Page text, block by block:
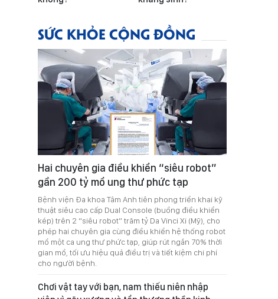
SỨC KHỎE CỘNG ĐỒNG
Hai chuyên gia điều khiển “siêu robot”
gần 200 tỷ mổ ung thư phức tạp
Bệnh viện Đa khoa Tâm Anh tiên phong triển khai kỹ
thuật siêu cao cấp Dual Console (buồng điều khiển
kép) trên 2 “siêu robot” trăm tỷ Da Vinci Xi (Mỹ), cho
phép hai chuyên gia cùng điều khiển hệ thống robot
mổ một ca ung thư phức tạp, giúp rút ngắn 70% thời
gian mổ, tối ưu hiệu quả điều trị và tiết kiệm chi phí
cho người bệnh.
Chơi vật tay với bạn, nam thiếu niên nhập